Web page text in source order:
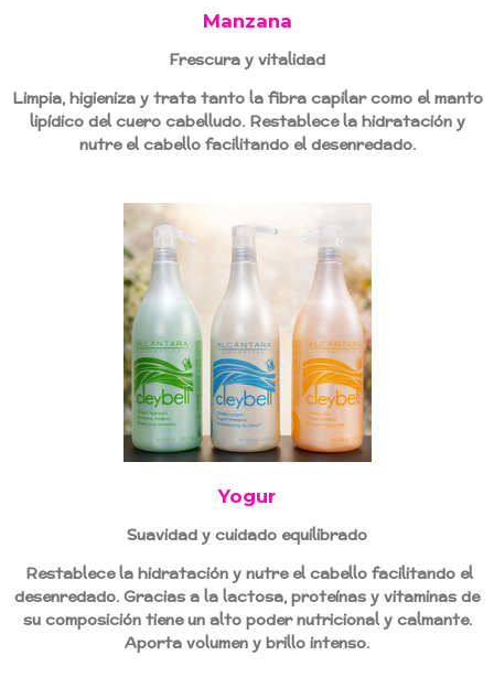
Manzana
Frescura y vitalidad
Limpia, higieniza y trata tanto la fibra capilar como el manto
lipídico del cuero cabelludo. Restablece la hidratación y
nutre el cabello facilitando el desenredado.
Yogur
Suavidad y cuidado equilibrado
Restablece la hidratación y nutre el cabello facilitando el
desenredado. Gracias a la lactosa, proteínas y vitaminas de
su composición tiene un alto poder nutricional y calmante.
Aporta volumen y brillo intenso.